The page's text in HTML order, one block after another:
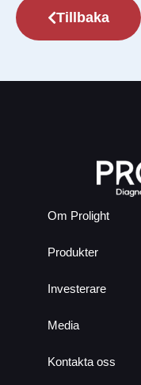
Tillbaka
Om Prolight
Produkter
Investerare
Media
Kontakta oss